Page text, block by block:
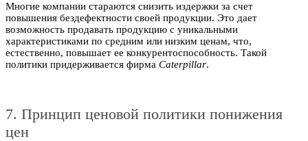
Многие компании стараются снизить издержки за счет
повышения бездефектности своей продукции. Это дает
возможность продавать продукцию с уникальными
характеристиками по средним или низким ценам, что,
естественно, повышает ее конкурентоспособность. Такой
политики придерживается фирма Caterpillar.
7. Принцип ценовой политики понижения
цен